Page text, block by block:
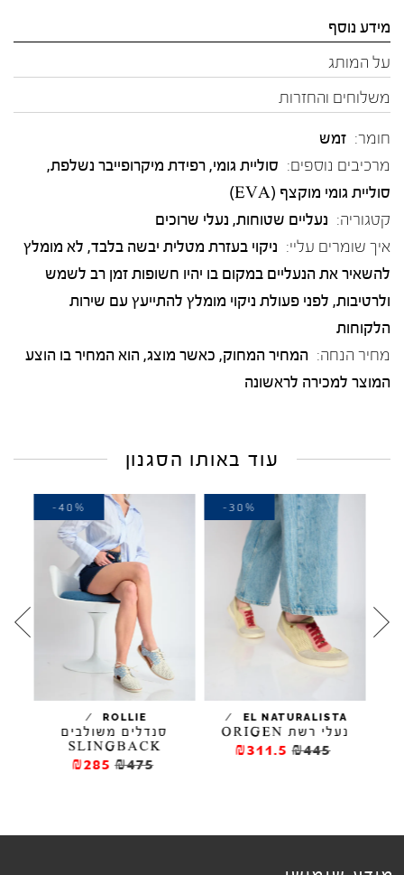
מידע נוסף
על המותג
משלוחים והחזרות
חומר: זמש
מרכיבים נוספים: סוליית גומי, רפידת מיקרופייבר נשלפת,
סוליית גומי מוקצף (EVA)
קטגוריה: נעליים שטוחות, נעלי שרוכים
איך שומרים עליי: ניקוי בעזרת מטלית יבשה בלבד, לא מומלץ
להשאיר את הנעליים במקום בו יהיו חשופות זמן רב לשמש
ולרטיבות, לפני פעולת ניקוי מומלץ להתייעץ עם שירות
הלקוחות
מחיר הנחה: המחיר המחוק, כאשר מוצג, הוא המחיר בו הוצע
המוצר למכירה לראשונה
עוד באותו הסגנון
EL NATURALISTA
/
נעלי רשת ORIGEN
₪445
₪311.5
-30%
ROLLIE
/
סנדלים משולבים
SLINGBACK
₪475
₪285
-40%